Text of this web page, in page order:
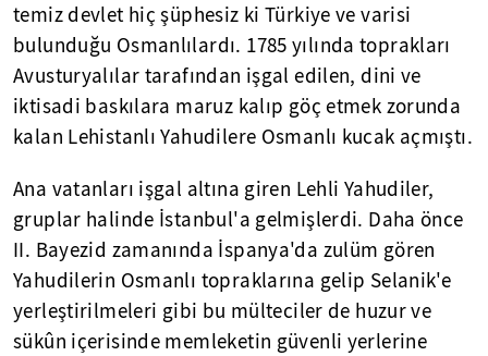
temiz devlet hiç şüphesiz ki Türkiye ve varisi
bulunduğu Osmanlılardı. 1785 yılında toprakları
Avusturyalılar tarafından işgal edilen, dini ve
iktisadi baskılara maruz kalıp göç etmek zorunda
kalan Lehistanlı Yahudilere Osmanlı kucak açmıştı.
Ana vatanları işgal altına giren Lehli Yahudiler,
gruplar halinde İstanbul'a gelmişlerdi. Daha önce
II. Bayezid zamanında İspanya'da zulüm gören
Yahudilerin Osmanlı topraklarına gelip Selanik'e
yerleştirilmeleri gibi bu mülteciler de huzur ve
sükûn içerisinde memleketin güvenli yerlerine